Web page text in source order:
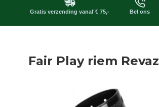
Gratis verzending vanaf € 75,- Bel ons
Fair Play riem Revaz